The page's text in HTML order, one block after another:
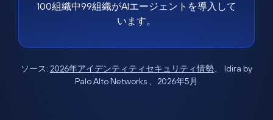
100組織中99組織がAIエージェントを導入して
います。
ソース: 2026年アイデンティティセキュリティ情勢、 Idira by
Palo Alto Networks 、2026年5月